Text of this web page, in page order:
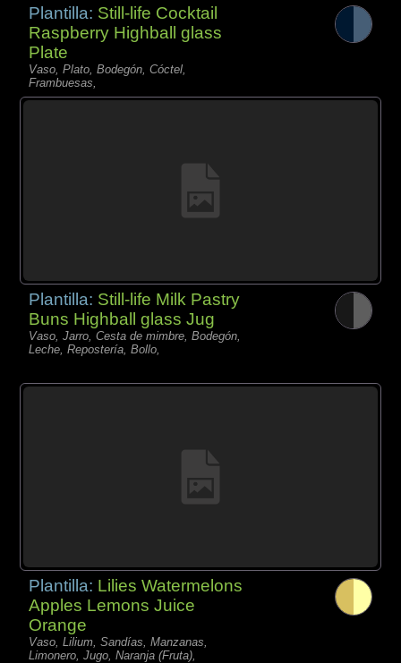
Plantilla: Still-life Cocktail
Raspberry Highball glass
Plate
Vaso, Plato, Bodegón, Cóctel,
Frambuesas,
Plantilla: Still-life Milk Pastry
Buns Highball glass Jug
Vaso, Jarro, Cesta de mimbre, Bodegón,
Leche, Repostería, Bollo,
Plantilla: Lilies Watermelons
Apples Lemons Juice
Orange
Vaso, Lilium, Sandías, Manzanas,
Limonero, Jugo, Naranja (Fruta),